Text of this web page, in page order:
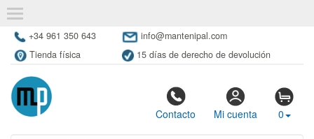
+34 961 350 643
info@mantenipal.com
Tienda física
15 días de derecho de devolución
Contacto Mi cuenta 0